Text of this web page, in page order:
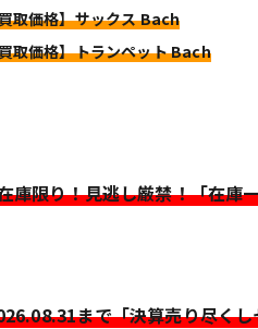
取価格】サックス Bach
取価格】トランペット Bach
庫限り！見逃し厳禁！「在庫
まで「決算売り尽くし